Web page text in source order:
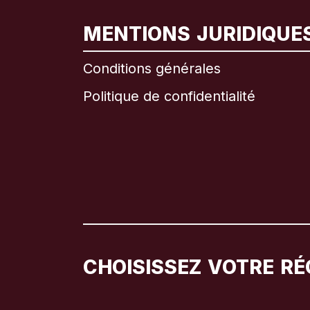
MENTIONS
Conditions générales
Politique de confidentialité
CHOISISSEZ VOTRE